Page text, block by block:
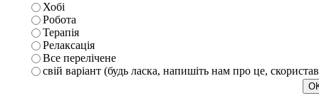
Хобі
Робота
Терапія
Релаксація
Все перелічене
свій варіант (будь ласка, напишіть нам про це,